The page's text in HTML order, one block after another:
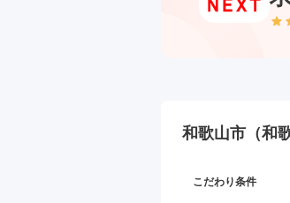
和歌山市（和
こだわり条件